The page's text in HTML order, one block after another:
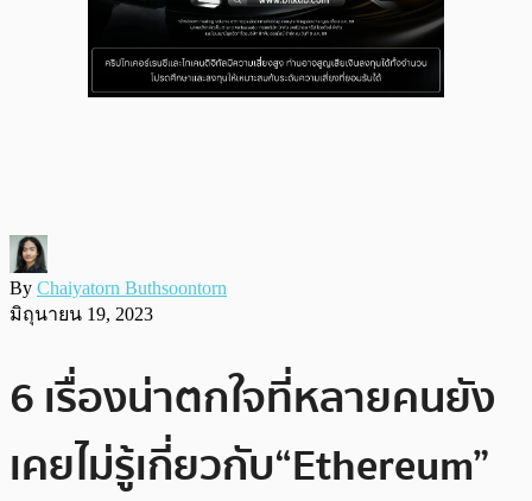
By Chaiyatorn Buthsoontorn
มิถุนายน 19, 2023
6 เรื่องน่าตกใจที่หลายคนยัง
เคยไม่รู้เกี่ยวกับ“Ethereum”